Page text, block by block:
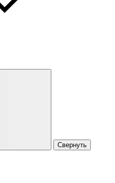
Свернуть